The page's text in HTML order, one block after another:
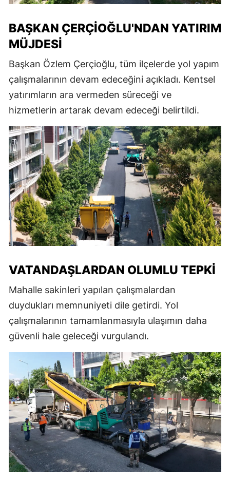
BAŞKAN ÇERÇIOĞLU'NDAN YATIRIM
MÜJDESI
Başkan Özlem Çerçioğlu, tüm ilçelerde yol yapım
çalışmalarının devam edeceğini açıkladı. Kentsel
yatırımların ara vermeden süreceği ve
hizmetlerin artarak devam edeceği belirtildi.
VATANDAŞLARDAN OLUMLU TEPKI
Mahalle sakinleri yapılan çalışmalardan
duydukları memnuniyeti dile getirdi. Yol
çalışmalarının tamamlanmasıyla ulaşımın daha
güvenli hale geleceği vurgulandı.